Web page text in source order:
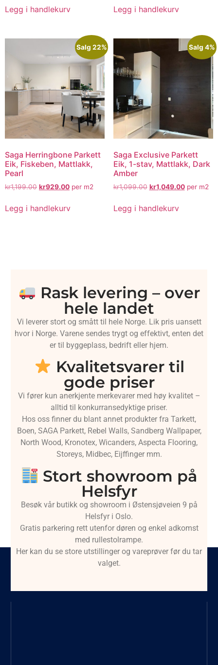
Legg i handlekurv Legg i handlekurv
Salg 22%
Saga Herringbone Parkett
Eik, Fiskeben, Mattlakk,
Pearl
kr1,199.00 kr929.00 per m2
Legg i handlekurv
Salg 4%
Saga Exclusive Parkett
Eik, 1-stav, Mattlakk, Dark
Amber
kr1,099.00 kr1,049.00per m2
Legg i handlekurv
Rask levering – over
hele landet
Vi leverer stort og smått til hele Norge. Lik pris uansett
hvor i Norge. Varene sendes trygt og effektivt, enten det
er til byggeplass, bedrift eller hjem.
Kvalitetsvarer til
gode priser
Vi fører kun anerkjente merkevarer med høy kvalitet –
alltid til konkurransedyktige priser.
Hos oss finner du blant annet produkter fra Tarkett,
Boen, SAGA Parkett, Rebel Walls, Sandberg Wallpaper,
North Wood, Kronotex, Wicanders, Aspecta Flooring,
Storeys, Midbec, Eijffinger mm.
Stort showroom på
Helsfyr
Besøk vår butikk og showroom i Østensjøveien 9 på
Helsfyr i Oslo.
Gratis parkering rett utenfor døren og enkel adkomst
med rullestolrampe.
Her kan du se store utstillinger og vareprøver før du tar
valget.